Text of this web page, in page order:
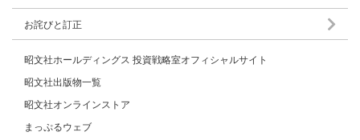
お詫びと訂正
昭文社ホールディングス 投資戦略室オフィシャルサイト
昭文社出版物一覧
昭文社オンラインストア
まっぷるウェブ